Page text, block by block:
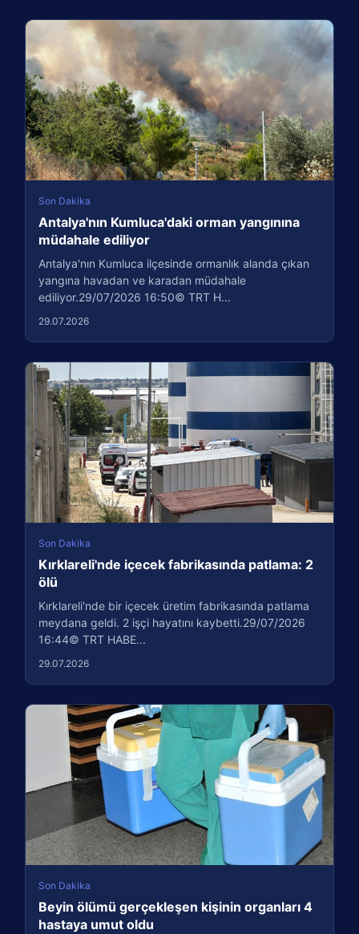
Son Dakika
Antalya'nın Kumluca'daki orman yangınına
müdahale ediliyor
Antalya'nın Kumluca ilçesinde ormanlık alanda çıkan
yangına havadan ve karadan müdahale
ediliyor.29/07/2026 16:50© TRT H...
29.07.2026
Son Dakika
Kırklareli'nde içecek fabrikasında patlama: 2
ölü
Kırklareli'nde bir içecek üretim fabrikasında patlama
meydana geldi. 2 işçi hayatını kaybetti.29/07/2026
16:44© TRT HABE...
29.07.2026
Son Dakika
Beyin ölümü gerçekleşen kişinin organları 4
hastaya umut oldu